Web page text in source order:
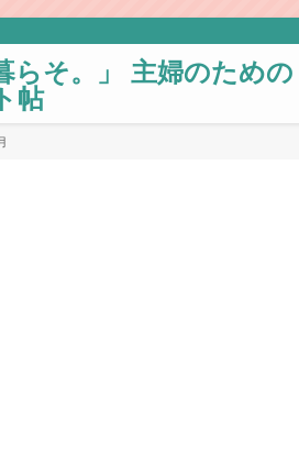
らそ。」 主婦のための
帖